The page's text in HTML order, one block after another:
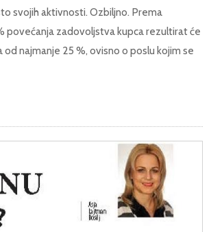
svojih aktivnosti. Ozbiljno. Prema
povećanja zadovoljstva kupca rezultirat će
najmanje 25 %, ovisno o poslu kojim se